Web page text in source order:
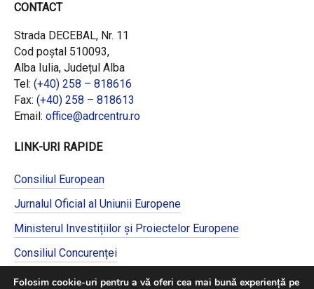
CONTACT
Strada DECEBAL, Nr. 11
Cod poștal 510093,
Alba Iulia, Județul Alba
Tel: (+40) 258 – 818616
Fax: (+40) 258 – 818613
Email: office@adrcentru.ro
LINK-URI RAPIDE
Consiliul European
Jurnalul Oficial al Uniunii Europene
Ministerul Investițiilor și Proiectelor Europene
Consiliul Concurenței
Folosim cookie-uri pentru a vă oferi cea mai bună experiență pe